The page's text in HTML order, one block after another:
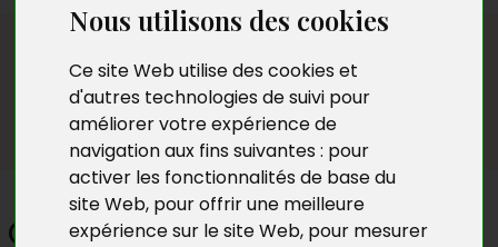
Nous utilisons des cookies
Ce site Web utilise des cookies et
d'autres technologies de suivi pour
améliorer votre expérience de
navigation aux fins suivantes : pour
activer les fonctionnalités de base du
site Web, pour offrir une meilleure
expérience sur le site Web, pour mesurer
Dédicaces
Claude Rouge